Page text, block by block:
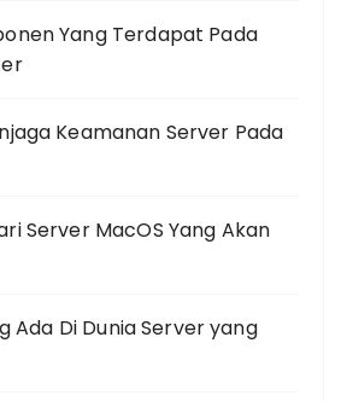
Yang Terdapat Pada
Keamanan Server Pada
Server MacOS Yang Akan
Ada Di Dunia Server yang